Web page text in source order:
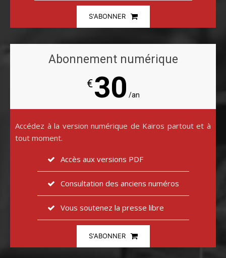
S'ABONNER
Abonnement numérique
€30 /an
Accédez à la version numérique de Kairos partout et à
tout moment.
Accès aux versions PDF
Consultation des anciens numéros
Vous soutenez la presse libre
S'ABONNER